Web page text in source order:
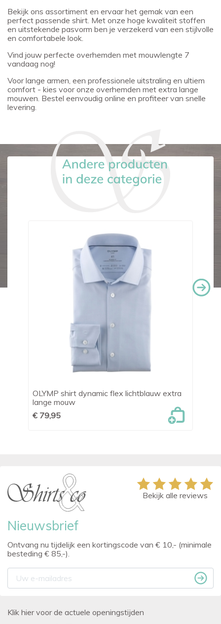
Bekijk ons assortiment en ervaar het gemak van een
perfect passende shirt. Met onze hoge kwaliteit stoffen
en uitstekende pasvorm ben je verzekerd van een stijlvolle
en comfortabele look.
Vind jouw perfecte overhemden met mouwlengte 7
vandaag nog!
Voor lange armen, een professionele uitstraling en ultiem
comfort - kies voor onze overhemden met extra lange
mouwen. Bestel eenvoudig online en profiteer van snelle
levering.
OLYMP shirt dynamic flex lichtblauw extra
lange mouw
€ 79,95
Nieuwsbrief
Ontvang nu tijdelijk een kortingscode van € 10,- (minimale
besteding € 85,-).
Bekijk alle reviews
Klik hier voor de actuele openingstijden